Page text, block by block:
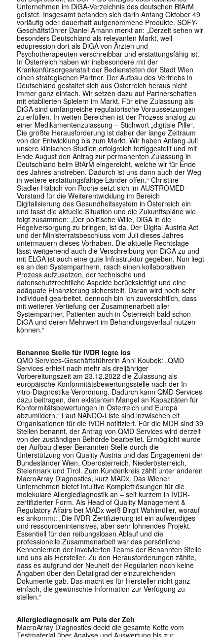
Unternehmen im DiGA-Verzeichnis des deutschen BfArM
gelistet. Insgesamt befanden sich darin Anfang Oktober 49
vorläufig oder dauerhaft aufgenommene Produkte. SOFY-
Geschäftsführer Daniel Amann merkt an: „Derzeit sehen wir
besonders Deutschland als relevanten Markt, weil
edupression dort als DiGA von Ärzten und
Psychotherapeuten verschreibbar und erstattungsfähig ist.
In Österreich haben wir insbesondere mit der
Krankenfürsorgeanstalt der Bediensteten der Stadt Wien
einen strategischen Partner. Der Aufbau des Vertriebs in
Deutschland gestaltet sich aus Österreich heraus nicht
immer ganz einfach. Wir setzen dazu auf Partnerschaften
mit etablierten Spielern im Markt. Für eine Zulassung als
DiGA sind umfangreiche regulatorische Voraussetzungen
zu erfüllen. In weiten Bereichen ist der Prozess analog zu
einer Medikamentenzulassung – Stichwort „digitale Pille“.
Die größte Herausforderung ist daher der lange Zeitraum
von der Entwicklung bis zum Markt. Wir haben Anfang Juli
unsere klinischen Studien erfolgreich fertiggestellt und mit
Ende August den Antrag zur permanenten Zulassung in
Deutschland beim BfArM eingereicht, welche wir für Ende
des Jahres anstreben. Dadurch ist uns dann auch der Weg
in weitere erstattungsfähige Länder offen.“ Christine
Stadler-Häbich von Roche setzt sich im AUSTROMED-
Vorstand für die Weiterentwicklung im Bereich
Digitalisierung des Gesundheitssystem in Österreich ein
und fasst die aktuelle Situation und die Zukunftspläne wie
folgt zusammen: „Der politische Wille, DiGA in die
Regelversorgung zu bringen, ist da. Der Digital Austria Act
und der Ministerratsbeschluss vom Juli dieses Jahres
untermauern dieses Vorhaben. Die aktuelle Rechtslage
lässt weitgehend auch die Verschreibung von DiGA zu und
mit ELGA ist auch eine gute Infrastruktur gegeben. Nun liegt
es an den Systempartnern, rasch einen kollaborativen
Prozess aufzusetzen, der technische und
datenschutzrechtliche Aspekte berücksichtigt und eine
adäquate Finanzierung sicherstellt. Daran wird noch sehr
individuell gearbeitet, dennoch bin ich zuversichtlich, dass
mit weiterer Vertiefung der Zusammenarbeit aller
Systempartner, Patienten auch in Österreich bald schon
DiGA und deren Mehrwert im Behandlungsverlauf nutzen
können.“
Benannte Stelle für IVDR legte los
QMD Services-Geschäftsführerin Anni Koubek: „QMD
Services erhielt nach mehr als dreijähriger
Vorbereitungszeit am 23.12.2022 die Zulassung als
europäische Konformitätsbewertungsstelle nach der In-
vitro-Diagnostika-Verordnung. Dadurch kann QMD Services
dazu beitragen, den eklatanten Mangel an Kapazitäten für
Konformitätsbewertungen in Österreich und Europa
abzumildern.“ Laut NANDO-Liste sind inzwischen elf
Organisationen für die IVDR notifiziert. Für die MDR sind 39
Stellen benannt, der Antrag von QMD Services wird derzeit
von der zuständigen Behörde bearbeitet. Ermöglicht wurde
der Aufbau dieser Benannten Stelle durch die
Unterstützung von Quality Austria und das Engagement der
Bundesländer Wien, Oberösterreich, Niederösterreich,
Steiermark und Tirol. Zum Kundenkreis zählt unter anderen
MacroArray Diagnostics, kurz MADx. Das Wiener
Unternehmen bietet intuitive Komplettlösungen für die
molekulare Allergiediagnostik an – seit kurzem in IVDR-
zertifizierter Form. Als Head of Quality Management &
Regulatory Affairs bei MADx weiß Birgit Wahlmüller, worauf
es ankommt: „Die IVDR-Zertifizierung ist ein aufwendiges
und ressourcenintensives, aber sehr lohnendes Projekt.
Essentiell für den reibungslosen Ablauf und die
professionelle Zusammenarbeit war das persönliche
Kennenlernen der involvierten Teams der Benannten Stelle
und uns als Hersteller. Zu den Herausforderungen zählte,
dass es aufgrund der Neuheit der Regularien noch keine
Angaben über den Detailgrad der einzureichenden
Dokumente gab. Das macht es für Hersteller nicht ganz
einfach, die gewünschte Information zur Verfügung zu
stellen.“
Allergiediagnostik am Puls der Zeit
MacroArray Diagnostics deckt die gesamte Kette vom